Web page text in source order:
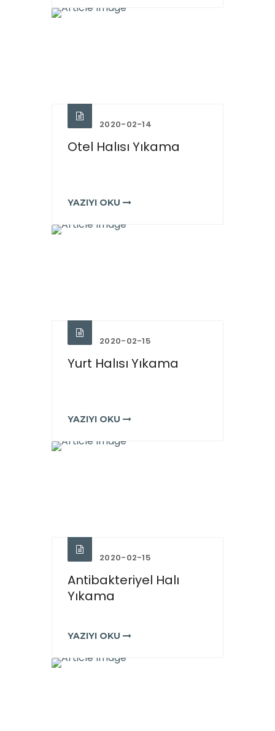
2020-02-14
Otel Halısı Yıkama
YAZIYI OKU
2020-02-15
Yurt Halısı Yıkama
YAZIYI OKU
2020-02-15
Antibakteriyel Halı
Yıkama
YAZIYI OKU